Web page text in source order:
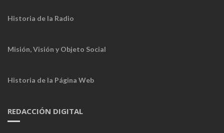
Historia de la Radio
Misión, Visión y Objeto Social
Historia de la Página Web
REDACCIÓN DIGITAL